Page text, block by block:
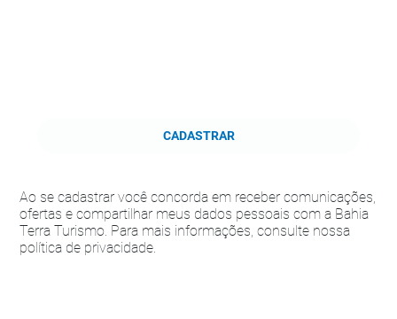
CADASTRAR
Ao se cadastrar você concorda em receber comunicações,
ofertas e compartilhar meus dados pessoais com a Bahia
Terra Turismo. Para mais informações, consulte nossa
política de privacidade.